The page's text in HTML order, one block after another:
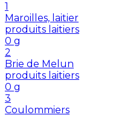
1
Maroilles, laitier
produits laitiers
0 g
2
Brie de Melun
produits laitiers
0 g
3
Coulommiers